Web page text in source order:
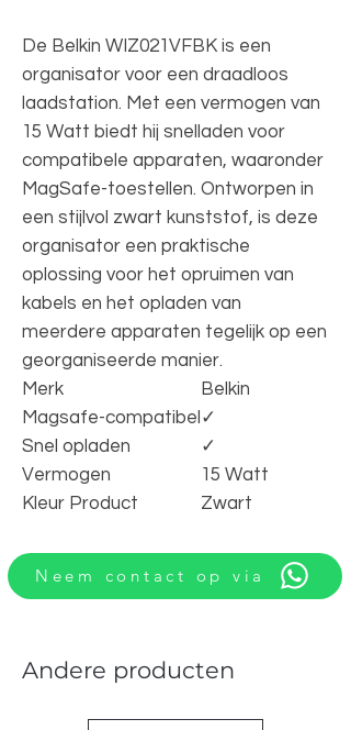
De Belkin WIZ021VFBK is een
organisator voor een draadloos
laadstation. Met een vermogen van
15 Watt biedt hij snelladen voor
compatibele apparaten, waaronder
MagSafe-toestellen. Ontworpen in
een stijlvol zwart kunststof, is deze
organisator een praktische
oplossing voor het opruimen van
kabels en het opladen van
meerdere apparaten tegelijk op een
georganiseerde manier.
Merk
Belkin
Magsafe-compatibel ✓︎
Snel opladen
✓︎
Vermogen
15 Watt
Kleur Product
Zwart
Neem contact op via
Andere producten